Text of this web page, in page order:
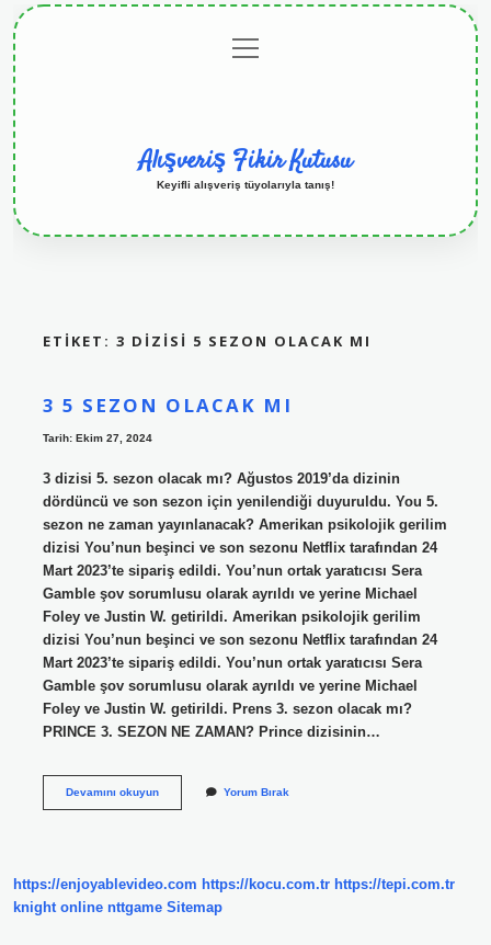
menüyü
aç
Alışveriş Fikir Kutusu
Keyifli alışveriş tüyolarıyla tanış!
ETIKET: 3 DIZISI 5 SEZON OLACAK MI
3 5 SEZON OLACAK MI
Tarih: Ekim 27, 2024
3 dizisi 5. sezon olacak mı? Ağustos 2019’da dizinin
dördüncü ve son sezon için yenilendiği duyuruldu. You 5.
sezon ne zaman yayınlanacak? Amerikan psikolojik gerilim
dizisi You’nun beşinci ve son sezonu Netflix tarafından 24
Mart 2023’te sipariş edildi. You’nun ortak yaratıcısı Sera
Gamble şov sorumlusu olarak ayrıldı ve yerine Michael
Foley ve Justin W. getirildi. Amerikan psikolojik gerilim
dizisi You’nun beşinci ve son sezonu Netflix tarafından 24
Mart 2023’te sipariş edildi. You’nun ortak yaratıcısı Sera
Gamble şov sorumlusu olarak ayrıldı ve yerine Michael
Foley ve Justin W. getirildi. Prens 3. sezon olacak mı?
PRINCE 3. SEZON NE ZAMAN? Prince dizisinin…
Devamını okuyun3
Yorum Bırak
https://enjoyablevideo.com https://kocu.com.tr https://tepi.com.tr
knight online nttgame Sitemap